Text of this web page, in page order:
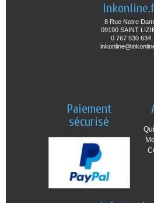
8 Rue Notre
09190 SAINT
0 767 530 634
Paiement
sécurisé